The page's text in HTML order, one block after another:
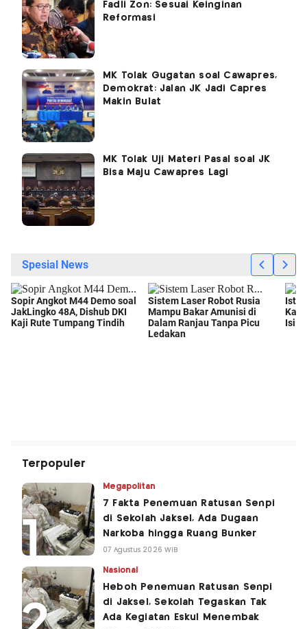
Fadli Zon: Sesuai Keinginan
Reformasi
MK Tolak Gugatan soal Cawapres,
Demokrat: Jalan JK Jadi Capres
Makin Bulat
MK Tolak Uji Materi Pasal soal JK
Bisa Maju Cawapres Lagi
Terpopuler
Megapolitan
7 Fakta Penemuan Ratusan Senpi
di Sekolah Jaksel, Ada Dugaan
Narkoba hingga Ruang Bunker
07 Agustus 2026 WIB
Nasional
Heboh Penemuan Ratusan Senpi
di Jaksel, Sekolah Tegaskan Tak
Ada Kegiatan Eskul Menembak